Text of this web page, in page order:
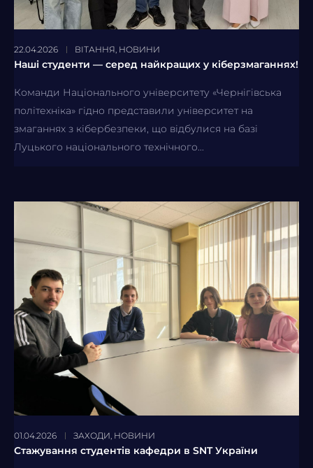
22.04.2026 ВІТАННЯ, НОВИНИ
Наші студенти — серед найкращих у кіберзмаганнях!
Команди Національного університету «Чернігівська
політехніка» гідно представили університет на
змаганнях з кібербезпеки, що відбулися на базі
Луцького національного технічного...
01.04.2026 ЗАХОДИ, НОВИНИ
Cтажування студентів кафедри в SNT України